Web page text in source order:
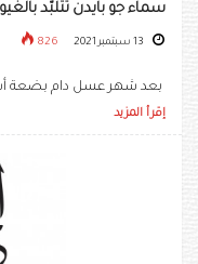
سماء جو بايدن تتلبّد
826
بعد شهر عسل دام بضعة
إقرأ المزيد